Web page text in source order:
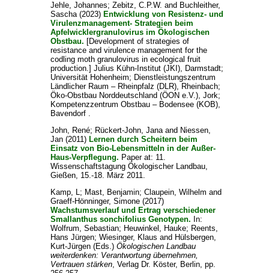
Jehle, Johannes; Zebitz, C.P.W. and Buchleither,
Sascha(2023) Entwicklung von Resistenz- und
Virulenzmanagement- Strategien beim
Apfelwicklergranulovirus im Ökologischen
Obstbau. [Development of strategies of
resistance and virulence management for the
codling moth granulovirus in ecological fruit
production.] Julius Kühn-Institut (JKI), Darmstadt;
Universität Hohenheim; Dienstleistungszentrum
Ländlicher Raum – Rheinpfalz (DLR), Rheinbach;
Öko-Obstbau Norddeutschland (ÖON e.V.), Jork;
Kompetenzzentrum Obstbau – Bodensee (KOB),
Bavendorf .
John, René; Rückert-John, Janaand Niessen,
Jan(2011) Lernen durch Scheitern beim
Einsatz von Bio-Lebensmitteln in der Außer-
Haus-Verpflegung. Paper at: 11.
Wissenschaftstagung Ökologischer Landbau,
Gießen, 15.-18. März 2011.
Kamp, L; Mast, Benjamin; Claupein, Wilhelm and
Graeff-Hönninger, Simone(2017)
Wachstumsverlauf und Ertrag verschiedener
Smallanthus sonchifolius Genotypen. In:
Wolfrum, Sebastian; Heuwinkel, Hauke; Reents,
Hans Jürgen; Wiesinger, Klaus and Hülsbergen,
Kurt-Jürgen(Eds.) Ökologischen Landbau
weiterdenken: Verantwortung übernehmen,
Vertrauen stärken, Verlag Dr. Köster, Berlin, pp.